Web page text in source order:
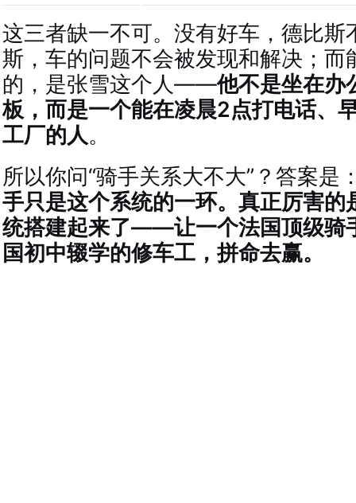
这三者缺一不可。没有好车，德比斯
斯，车的问题不会被发现和解决；而
的，是张雪这个人——他不是坐在办
板，而是一个能在凌晨2点打电话、
工厂的人。
所以你问“骑手关系大不大”？答案是
手只是这个系统的一环。真正厉害的
统搭建起来了——让一个法国顶级骑
国初中辍学的修车工，拼命去赢。